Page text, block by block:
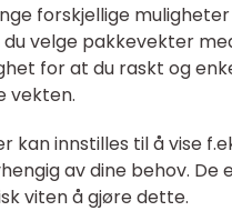
forskjellige
velge pakkevekter
for at du raskt og
vekten.
kan innstilles til å vise
av dine behov.
viten å gjøre dette.